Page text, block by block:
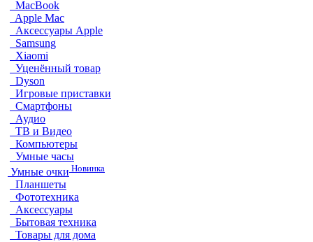
MacBook
Apple Mac
Аксессуары Apple
Samsung
Xiaomi
Уценённый товар
Dyson
Игровые приставки
Смартфоны
Аудио
ТВ и Видео
Компьютеры
Умные часы
Умные очки Новинка
Планшеты
Фототехника
Аксессуары
Бытовая техника
Товары для дома